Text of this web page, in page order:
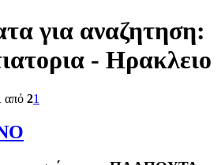
για αναζητηση:
- Ηρακλειο
από 21